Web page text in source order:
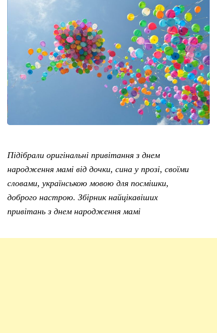
Підібрали оригінальні привітання з днем
народження мамі від дочки, сина у прозі, своїми
словами, українською мовою для посмішки,
доброго настрою. Збірник найцікавіших
привітань з днем народження мамі